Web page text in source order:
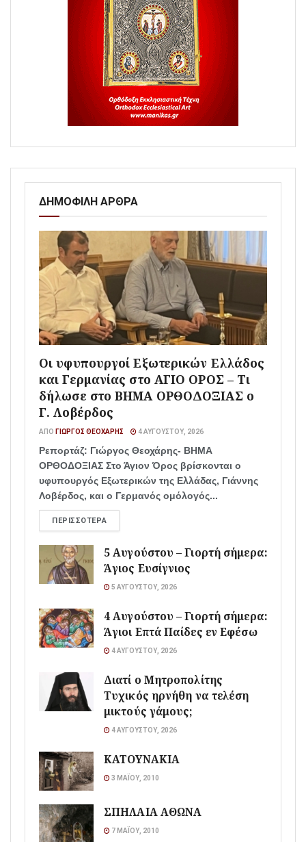
ΔΗΜΟΦΙΛΗ ΑΡΘΡΑ
Οι υφυπουργοί Εξωτερικών Ελλάδος
και Γερμανίας στο ΑΓΙΟ ΟΡΟΣ – Τι
δήλωσε στο ΒΗΜΑ ΟΡΘΟΔΟΞΙΑΣ ο
Γ. Λοβέρδος
ΑΠΌ ΓΙΏΡΓΟΣ ΘΕΟΧΆΡΗΣ 4 ΑΥΓΟΎΣΤΟΥ, 2026
Ρεπορτάζ: Γιώργος Θεοχάρης- ΒΗΜΑ
ΟΡΘΟΔΟΞΙΑΣ Στο Άγιον Όρος βρίσκονται ο
υφυπουργός Εξωτερικών της Ελλάδας, Γιάννης
Λοβέρδος, και ο Γερμανός ομόλογός...
ΠΕΡΙΣΣΌΤΕΡΑ
5 Αυγούστου – Γιορτή σήμερα:
Άγιος Ευσίγνιος
5 ΑΥΓΟΎΣΤΟΥ, 2026
4 Αυγούστου – Γιορτή σήμερα:
Άγιοι Επτά Παίδες εν Εφέσω
4 ΑΥΓΟΎΣΤΟΥ, 2026
Διατί ο Μητροπολίτης
Τυχικός ηρνήθη να τελέση
μικτούς γάμους;
4 ΑΥΓΟΎΣΤΟΥ, 2026
ΚΑΤΟΥΝΑΚΙΑ
3 ΜΑΪ́ΟΥ, 2010
ΣΠΗΛΑΙΑ ΑΘΩΝΑ
7 ΜΑΪ́ΟΥ, 2010